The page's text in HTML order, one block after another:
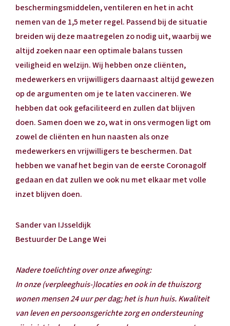
beschermingsmiddelen, ventileren en het in acht
nemen van de 1,5 meter regel. Passend bij de situatie
breiden wij deze maatregelen zo nodig uit, waarbij we
altijd zoeken naar een optimale balans tussen
veiligheid en welzijn. Wij hebben onze cliënten,
medewerkers en vrijwilligers daarnaast altijd gewezen
op de argumenten om je te laten vaccineren. We
hebben dat ook gefaciliteerd en zullen dat blijven
doen. Samen doen we zo, wat in ons vermogen ligt om
zowel de cliënten en hun naasten als onze
medewerkers en vrijwilligers te beschermen. Dat
hebben we vanaf het begin van de eerste Coronagolf
gedaan en dat zullen we ook nu met elkaar met volle
inzet blijven doen.
Sander van IJsseldijk
Bestuurder De Lange Wei
Nadere toelichting over onze afweging:
In onze (verpleeghuis-)locaties en ook in de thuiszorg
wonen mensen 24 uur per dag; het is hun huis. Kwaliteit
van leven en persoonsgerichte zorg en ondersteuning